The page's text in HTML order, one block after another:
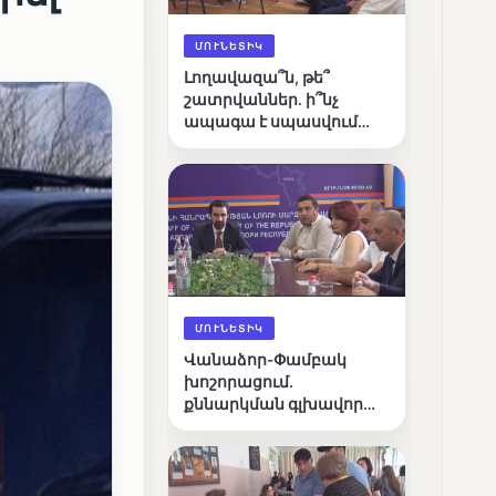
ՄՈՒՆԵՏԻԿ
Լողավազա՞ն, թե՞
շատրվաններ. ի՞նչ
ապագա է սպասվում
լճին
ՄՈՒՆԵՏԻԿ
Վանաձոր-Փամբակ
խոշորացում.
քննարկման գլխավոր
կառավարո՞ւմ, թե՞
քաղաքական նպատակ